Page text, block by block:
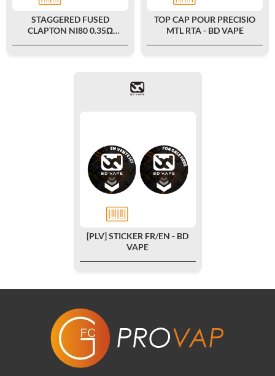
STAGGERED FUSED
CLAPTON NI80 0.35Ω
TOP CAP POUR PRECISIO
MTL RTA - BD VAPE
[PLV] STICKER FR/EN - BD
VAPE